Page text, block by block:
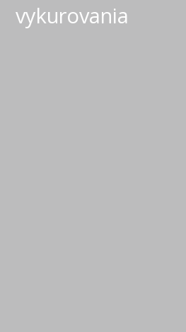
vykurovania